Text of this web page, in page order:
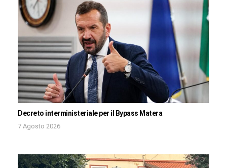
Decreto interministeriale per il Bypass Matera
7 Agosto 2026